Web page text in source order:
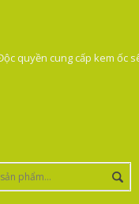
quyền cung cấp kem ốc